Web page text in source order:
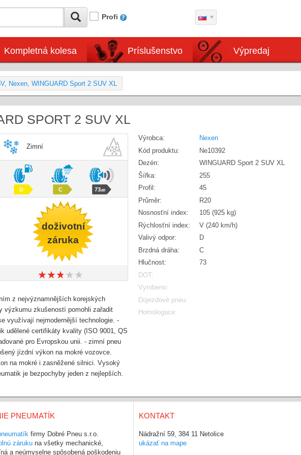
Profi
Kompletná kolesa Príslušenstvo Výpredaj
Nexen, WINGUARD Sport 2 SUV XL
SPORT 2 SUV XL
Zimní
D C 73dB
doživotní
záruka
★★★★★
★★★★★
z nejvýznamnějších korejských
výzkumu zkušeností pomohli zařadit
využívají nejmodernější technologie. -
udělené certifikáty kvality (ISO 9001, QS
pro Evropskou unii. - zimní pneu
jízdní výkon na mokré vozovce.
na mokré i zasněžené silnici. Vysoký
je bezpochyby jeden z nejlepších.
Výrobca:
Nexen
Kód produktu:
Ne10392
Dezén:
WINGUARD Sport 2 SUV XL
Šířka:
255
Profil:
45
Průměr:
R20
Nosnosťní index:
105 (925 kg)
Rýchlosťní index:
V (240 km/h)
Valivý odpor:
D
Brzdná dráha:
C
Hlučnost:
73
DOT:
Vyrobeno:
Dojezdové pneu:
Homologace:
PNEUMATÍK
firmy Dobré Pneu s.r.o.
záruku na všetky mechanické,
a neúmyselne spôsobená poškodeniu
KONTAKT
Nádražní 59, 384 11 Netolice
ukázať na mape